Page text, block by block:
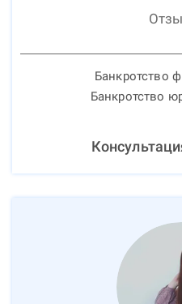
Банкротство
Банкротство